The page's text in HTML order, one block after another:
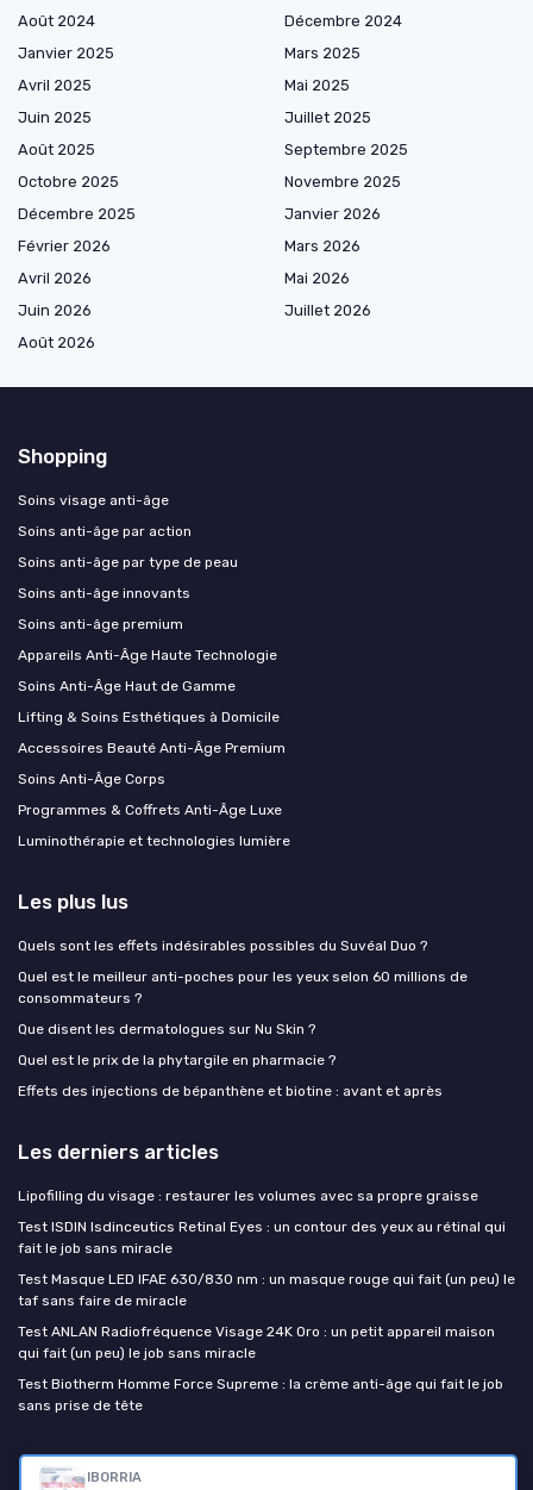
IBORRIA
Août 2024
Décembre 2024
Janvier 2025
Mars 2025
Avril 2025
Mai 2025
Juin 2025
Juillet 2025
Août 2025
Septembre 2025
Octobre 2025
Novembre 2025
Décembre 2025
Janvier 2026
Février 2026
Mars 2026
Avril 2026
Mai 2026
Juin 2026
Juillet 2026
Août 2026
Shopping
Soins visage anti-âge
Soins anti-âge par action
Soins anti-âge par type de peau
Soins anti-âge innovants
Soins anti-âge premium
Appareils Anti-Âge Haute Technologie
Soins Anti-Âge Haut de Gamme
Lifting & Soins Esthétiques à Domicile
Accessoires Beauté Anti-Âge Premium
Soins Anti-Âge Corps
Programmes & Coffrets Anti-Âge Luxe
Luminothérapie et technologies lumière
Les plus lus
Quels sont les effets indésirables possibles du Suvéal Duo ?
Quel est le meilleur anti-poches pour les yeux selon 60 millions de
consommateurs ?
Que disent les dermatologues sur Nu Skin ?
Quel est le prix de la phytargile en pharmacie ?
Effets des injections de bépanthène et biotine : avant et après
Les derniers articles
Lipofilling du visage : restaurer les volumes avec sa propre graisse
Test ISDIN Isdinceutics Retinal Eyes : un contour des yeux au rétinal qui
fait le job sans miracle
Test Masque LED IFAE 630/830 nm : un masque rouge qui fait (un peu) le
taf sans faire de miracle
Test ANLAN Radiofréquence Visage 24K Oro : un petit appareil maison
qui fait (un peu) le job sans miracle
Test Biotherm Homme Force Supreme : la crème anti-âge qui fait le job
sans prise de tête
Cosmétiques Anti-âge